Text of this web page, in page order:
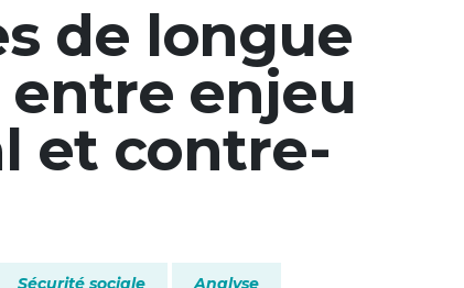
de longue
entre enjeu
et contre-
Sécurité sociale Analyse